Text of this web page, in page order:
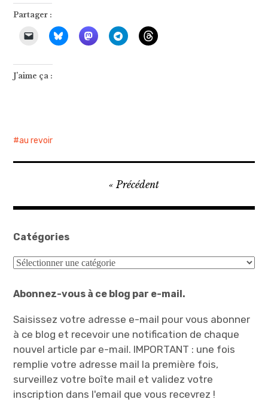
Partager :
J’aime ça :
au revoir
de
Précédent
Catégories
Catégories
Abonnez-vous à ce blog par e-mail.
Saisissez votre adresse e-mail pour vous abonner
à ce blog et recevoir une notification de chaque
nouvel article par e-mail. IMPORTANT : une fois
remplie votre adresse mail la première fois,
surveillez votre boîte mail et validez votre
inscription dans l'email que vous recevrez !